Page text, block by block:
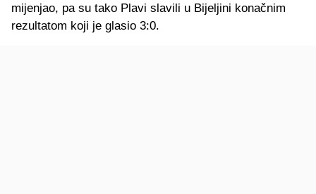
mijenjao, pa su tako Plavi slavili u Bijeljini konačnim
rezultatom koji je glasio 3:0.